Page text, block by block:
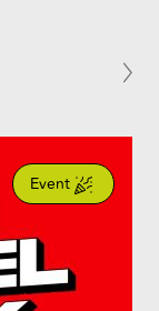
Event